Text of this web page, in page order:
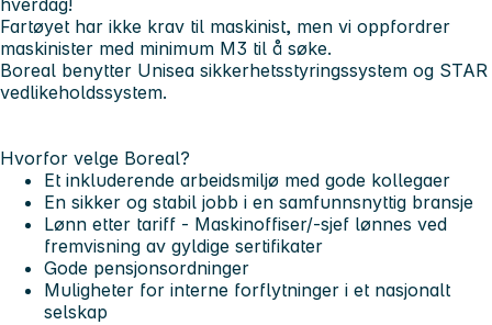
hverdag!
Fartøyet har ikke krav til maskinist, men vi oppfordrer
maskinister med minimum M3 til å søke.
Boreal benytter Unisea sikkerhetsstyringssystem og STAR
vedlikeholdssystem.
Hvorfor velge Boreal?
Et inkluderende arbeidsmiljø med gode kollegaer
En sikker og stabil jobb i en samfunnsnyttig bransje
Lønn etter tariff - Maskinoffiser/-sjef lønnes ved
fremvisning av gyldige sertifikater
Gode pensjonsordninger
Muligheter for interne forflytninger i et nasjonalt
selskap